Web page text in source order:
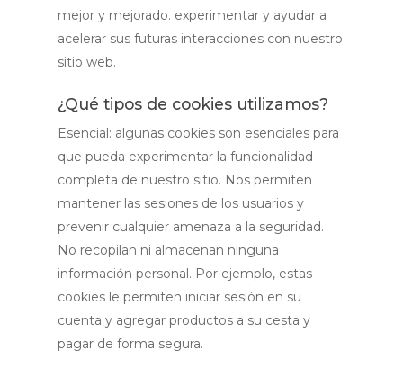
mejor y mejorado. experimentar y ayudar a
acelerar sus futuras interacciones con nuestro
sitio web.
¿Qué tipos de cookies utilizamos?
Esencial: algunas cookies son esenciales para
que pueda experimentar la funcionalidad
completa de nuestro sitio. Nos permiten
mantener las sesiones de los usuarios y
prevenir cualquier amenaza a la seguridad.
No recopilan ni almacenan ninguna
información personal. Por ejemplo, estas
cookies le permiten iniciar sesión en su
cuenta y agregar productos a su cesta y
pagar de forma segura.